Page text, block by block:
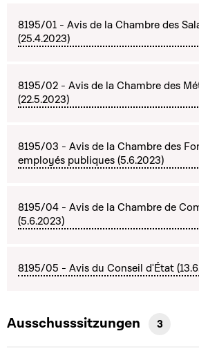
8195/01 - Avis de la Chambre des
(25.4.2023)
8195/02 - Avis de la Chambre des
(22.5.2023)
8195/03 - Avis de la Chambre des
employés publiques (5.6.2023)
8195/04 - Avis de la Chambre de
(5.6.2023)
8195/05 - Avis du Conseil d'État
Ausschusssitzungen 3